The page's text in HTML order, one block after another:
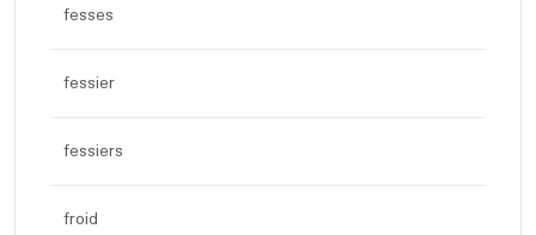
fesses
fessier
fessiers
froid